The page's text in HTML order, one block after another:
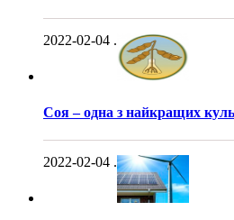
2022-02-04 .
Соя – одна з найкращих
2022-02-04 .